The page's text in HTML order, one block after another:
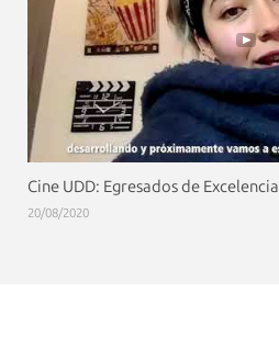
Cine UDD: Egresados de Excelencia
20/08/2020